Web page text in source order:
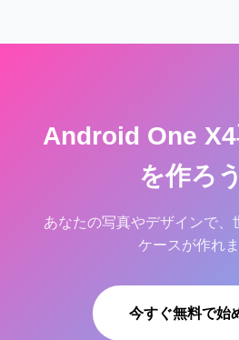
Android One X4
を作ろ
あなたの写真やデザインで、
ケースが作れま
今すぐ無料で始